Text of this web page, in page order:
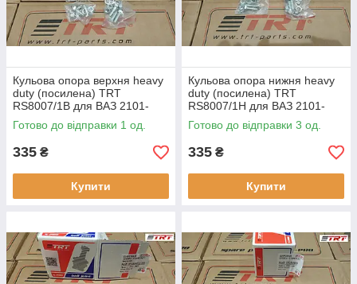
Кульова опора верхня heavy
duty (посилена) TRT
RS8007/1B для ВАЗ 2101-
2107, 2121
Готово до відправки 1 од.
335 ₴
Купити
Кульова опора нижня heavy
duty (посилена) TRT
RS8007/1H для ВАЗ 2101-
2107
Готово до відправки 3 од.
335 ₴
Купити